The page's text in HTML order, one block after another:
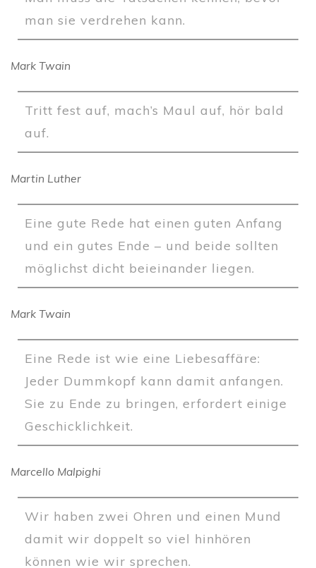
man sie verdrehen kann.
Mark Twain
Tritt fest auf, mach’s Maul auf, hör bald
auf.
Martin Luther
Eine gute Rede hat einen guten Anfang
und ein gutes Ende – und beide sollten
möglichst dicht beieinander liegen.
Mark Twain
Eine Rede ist wie eine Liebesaffäre:
Jeder Dummkopf kann damit anfangen.
Sie zu Ende zu bringen, erfordert einige
Geschicklichkeit.
Marcello Malpighi
Wir haben zwei Ohren und einen Mund
damit wir doppelt so viel hinhören
können wie wir sprechen.